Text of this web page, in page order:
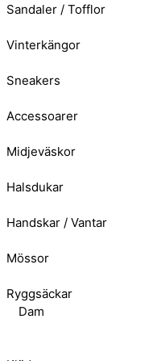
Sandaler / Tofflor
Vinterkängor
Sneakers
Accessoarer
Midjeväskor
Halsdukar
Handskar / Vantar
Mössor
Ryggsäckar
Dam